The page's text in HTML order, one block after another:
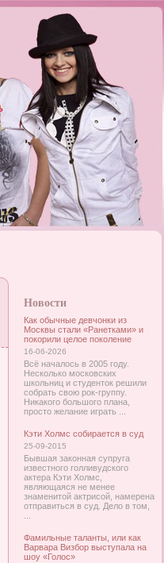
Новости
Как обычные девчонки из
Москвы стали «Ранетками» и
покорили целое поколение
16-06-2026
Всё началось в 2005 году.
Несколько московских
школьниц и студенток решили
собрать свою рок-группу.
Никакого большого плана,
просто желание играть ...
Кэти Холмс собирается в суд
25-09-2015
Бывшая законная супруга
известного голливудского
актера Кэти Холмс,
являющаяся не менее
знаменитой актрисой, намерена
отправиться в суд. Дело в том,
Фамильные таланты, или как
Варвара Визбор выступала на
шоу «Голос»